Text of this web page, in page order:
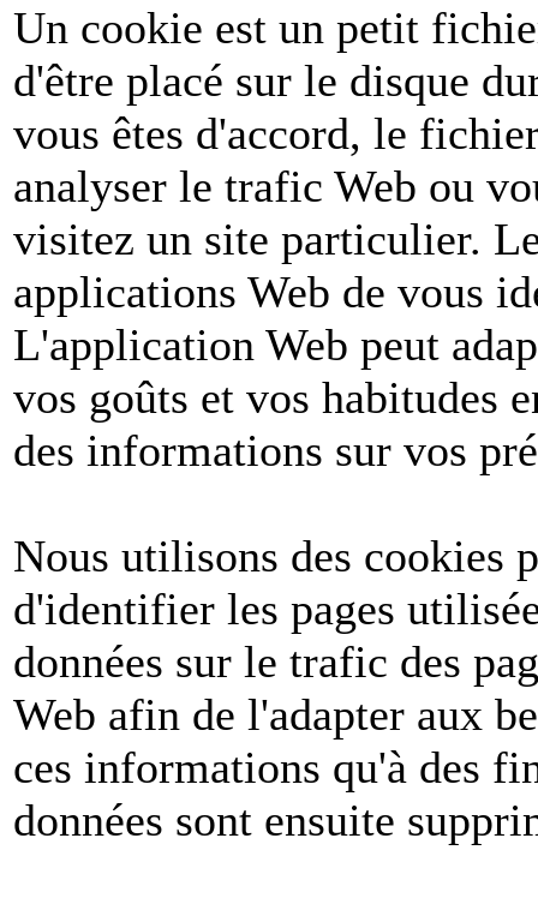
Un cookie est un petit
d'être placé sur le disque
vous êtes d'accord, le
analyser le trafic Web ou
visitez un site particulier.
applications Web de vous
L'application Web peut
vos goûts et vos habitudes
des informations sur vos
Nous utilisons des cookies
d'identifier les pages
données sur le trafic des
Web afin de l'adapter aux
ces informations qu'à des
données sont ensuite